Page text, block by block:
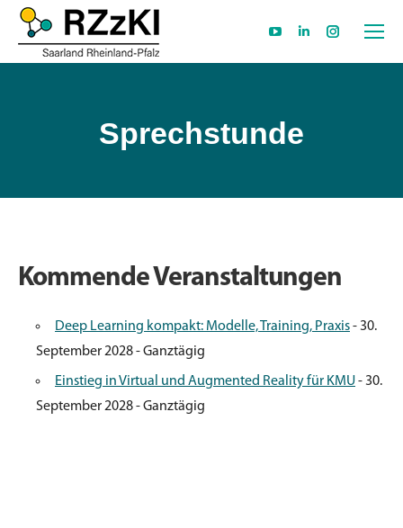
page
in
new
Linkedin
page
new
Instagram
page
Sprechstunde
Kommende Veranstaltungen
Deep Learning kompakt: Modelle, Training, Praxis- 30.
September 2028 - Ganztägig
Einstieg in Virtual und Augmented Reality für KMU- 30.
September 2028 - Ganztägig